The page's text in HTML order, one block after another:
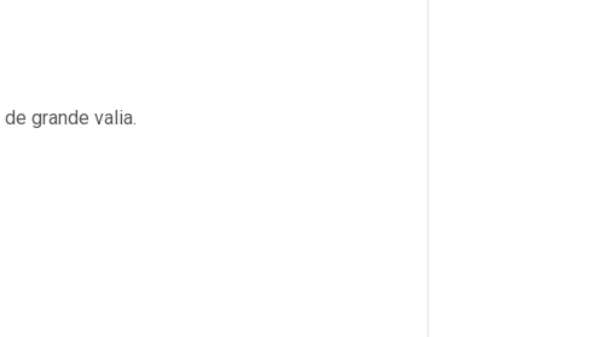
grande valia.